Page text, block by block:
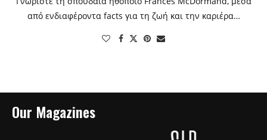
από ενδιαφέροντα facts για τη ζωή και την καριέρα…
Our Magazines